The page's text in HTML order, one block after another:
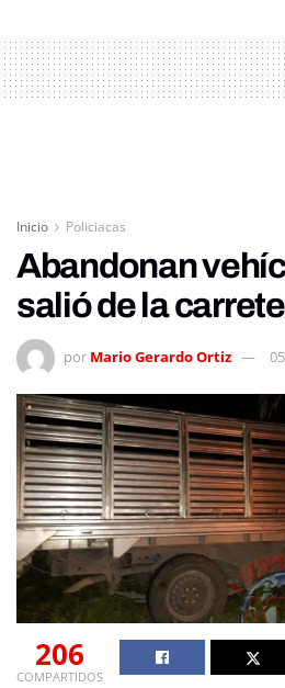
Inicio Policiacas
Abandonan
salió de la
por Mario Gerardo Ortiz
206
COMPARTIDOS